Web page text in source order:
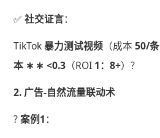
✅ ​​社交证言​​：
TikTok ​​暴力测试视频​ ​（成本 ​50/条
本 ∗ ∗ <0.3​​（ROI ​ ​1：8+​​）?
​2. 广告-自然流量联动术​
? ​​案例1​​：